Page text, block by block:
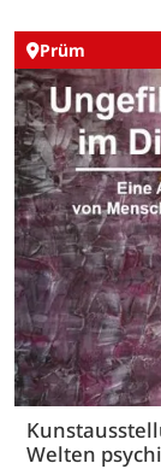
Prüm
Welten